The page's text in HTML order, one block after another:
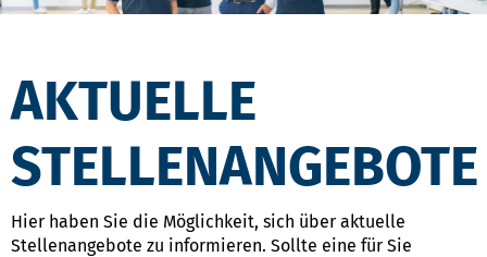
AKTUELLE
STELLENANGEBOTE
Hier haben Sie die Möglichkeit, sich über aktuelle
Stellenangebote zu informieren. Sollte eine für Sie